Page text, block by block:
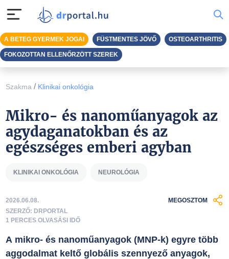
Szakma / Klinikai onkológia
Mikro- és nanoműanyagok az
agydaganatokban és az
egészséges emberi agyban
KLINIKAI ONKOLÓGIA NEUROLÓGIA
2026.06.08.
SZERZŐ: DRPORTAL
1 PERCES OLVASÁSI IDŐ
MEGOSZTOM
A mikro- és nanoműanyagok (MNP-k) egyre több
aggodalmat keltő globális szennyező anyagok,
A BETEG GYERMEK JOGAI FÜSTMENTES JÖVŐ OSTEOARTHRITIS
FOKOZOTTAN ELLENŐRZÖTT SZEREK